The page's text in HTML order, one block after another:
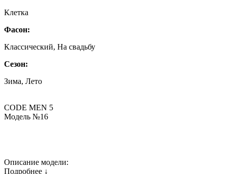
Клетка
Фасон:
Классический, На свадьбу
Сезон:
Зима, Лето
CODE MEN 5
Модель №16
Описание модели:
Подробнее ↓